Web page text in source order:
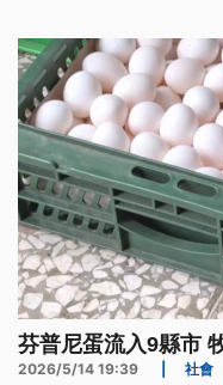
（5）日會將會議紀
芬普尼蛋流入9縣市
2026/5/14 19:39 社會